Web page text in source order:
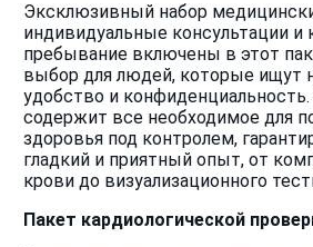
Эксклюзивный набор
индивидуальные консультации и
пребывание включены в этот
выбор для людей, которые ищут
удобство и
содержит все необходимое для
здоровья под контролем,
гладкий и приятный опыт, от
крови до визуализационного
Пакет кардиологической